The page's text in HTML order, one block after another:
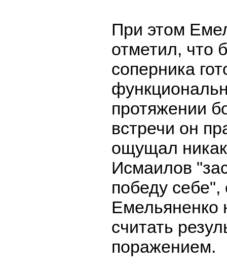
При этом
отметил, что
соперника
протяжении
встречи он
ощущал
Исмаилов
победу себе",
Емельяненко
считать
поражением.